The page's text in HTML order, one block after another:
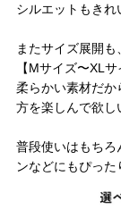
シルエットもきれ
またサイズ展開
【Mサイズ〜XL
柔らかい素材だか
方を楽しんで欲し
普段使いはもちろ
ンなどにもぴった